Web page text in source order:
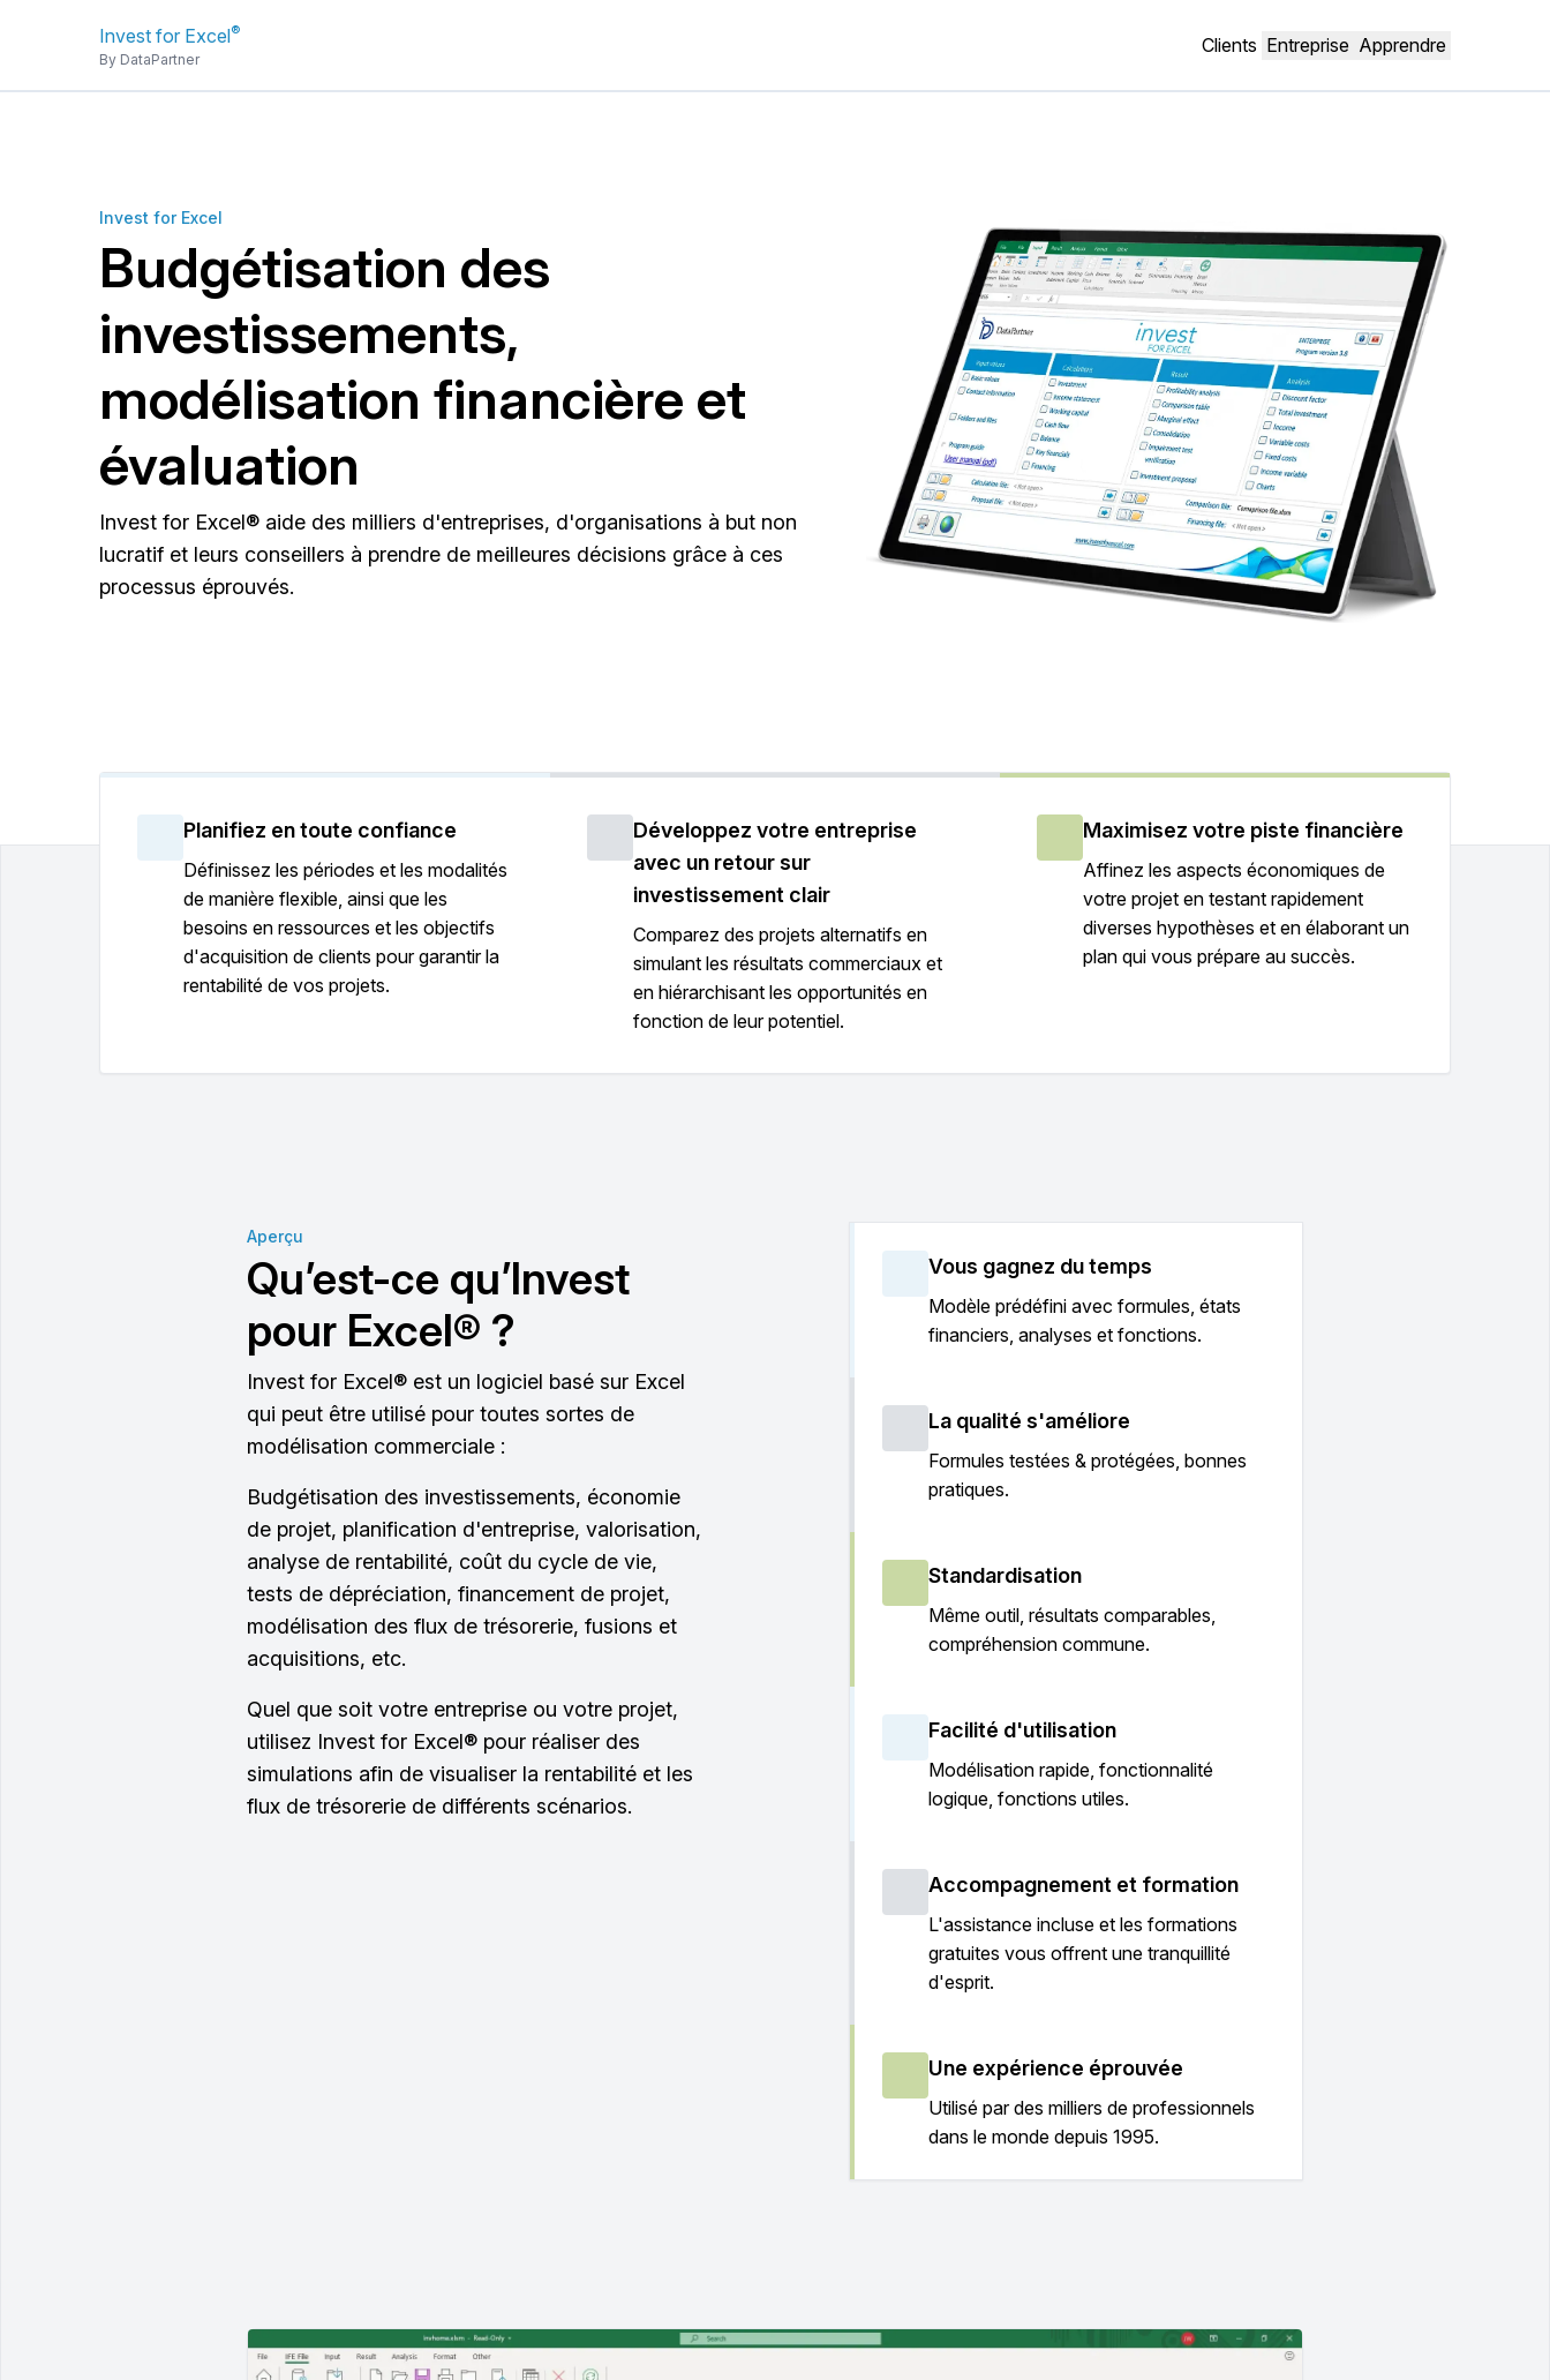
Invest for Excel®
By DataPartner
Clients Entreprise Apprendre
Invest for Excel
Budgétisation des
investissements,
modélisation financière et
évaluation
Invest for Excel® aide des milliers d'entreprises, d'organisations à but non
lucratif et leurs conseillers à prendre de meilleures décisions grâce à ces
processus éprouvés.
Planifiez en toute confiance
Définissez les périodes et les modalités
de manière flexible, ainsi que les
besoins en ressources et les objectifs
d'acquisition de clients pour garantir la
rentabilité de vos projets.
Développez votre entreprise
avec un retour sur
investissement clair
Comparez des projets alternatifs en
simulant les résultats commerciaux et
en hiérarchisant les opportunités en
fonction de leur potentiel.
Maximisez votre piste financière
Affinez les aspects économiques de
votre projet en testant rapidement
diverses hypothèses et en élaborant un
plan qui vous prépare au succès.
Aperçu
Qu’est-ce qu’Invest
pour Excel® ?
Invest for Excel® est un logiciel basé sur Excel
qui peut être utilisé pour toutes sortes de
modélisation commerciale :
Budgétisation des investissements, économie
de projet, planification d'entreprise, valorisation,
analyse de rentabilité, coût du cycle de vie,
tests de dépréciation, financement de projet,
modélisation des flux de trésorerie, fusions et
acquisitions, etc.
Quel que soit votre entreprise ou votre projet,
utilisez Invest for Excel® pour réaliser des
simulations afin de visualiser la rentabilité et les
flux de trésorerie de différents scénarios.
Vous gagnez du temps
Modèle prédéfini avec formules, états
financiers, analyses et fonctions.
La qualité s'améliore
Formules testées & protégées, bonnes
pratiques.
Standardisation
Même outil, résultats comparables,
compréhension commune.
Facilité d'utilisation
Modélisation rapide, fonctionnalité
logique, fonctions utiles.
Accompagnement et formation
L'assistance incluse et les formations
gratuites vous offrent une tranquillité
d'esprit.
Une expérience éprouvée
Utilisé par des milliers de professionnels
dans le monde depuis 1995.